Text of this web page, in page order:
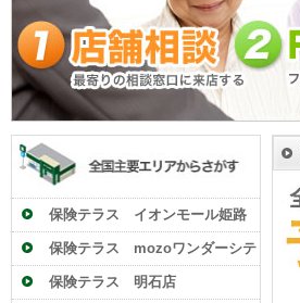
保険テラス イオンモール姫路
大津店保険テラス mozoワンダーシテ
ィ店
保険テラス 明石店